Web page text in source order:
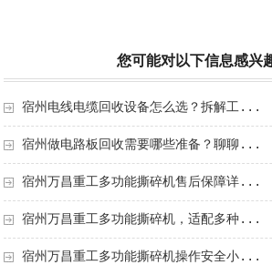
您可能对以下信息感兴
宿州电线电缆回收设备怎么选？拆解工...
宿州做电路板回收需要哪些准备？聊聊...
宿州万昌重工多功能撕碎机售后保障详...
宿州万昌重工多功能撕碎机，适配多种...
宿州万昌重工多功能撕碎机操作安全小...